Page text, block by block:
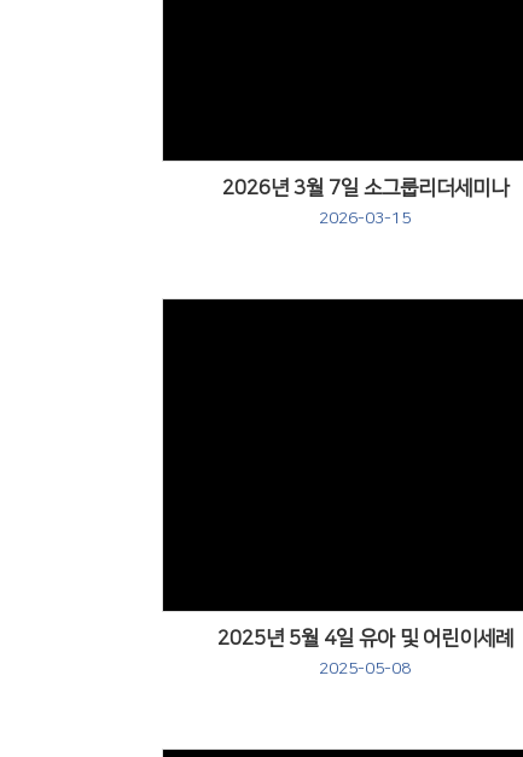
2026년 3월 7일 소그룹리더세미나
2026-03-15
2025년 5월 4일 유아 및 어린이세례
2025-05-08